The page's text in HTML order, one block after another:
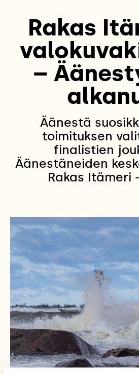
Rakas
–
Äänestä
toimituksen
finalistien
Äänestäneiden
Rakas Itämeri